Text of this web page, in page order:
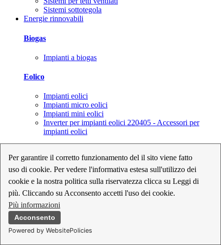
Per garantire il corretto funzionamento del il sito viene fatto
uso di cookie. Per vedere l'informativa estesa sull'utilizzo dei
cookie e la nostra politica sulla riservatezza clicca su Leggi di
più. Cliccando su Acconsento accetti l'uso dei cookie.
Più informazioni
Acconsento
Powered by WebsitePolicies
Sistemi sottotegola
Energie rinnovabili
Biogas
Impianti a biogas
Eolico
Impianti eolici
Impianti micro eolici
Impianti mini eolici
Inverter per impianti eolici 220405 - Accessori per
impianti eolici
Cavi, connettori e sezionatori per impianti fotovoltaici
Inverter per impianti fotovoltaici
Kit per impianti fotovoltaici
Moduli fotovoltaici
Sistemi di monitoraggio per impianti fotovoltaici
Strumenti di collaudo e configurazione per impianti
fotovoltaici
Supporti per impianti fotovoltaici